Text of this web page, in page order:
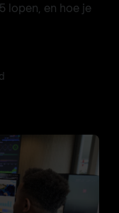
lopen, en hoe je